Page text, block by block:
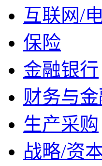
互联网/
保险
金融银行
财务与
生产采购
战略/资